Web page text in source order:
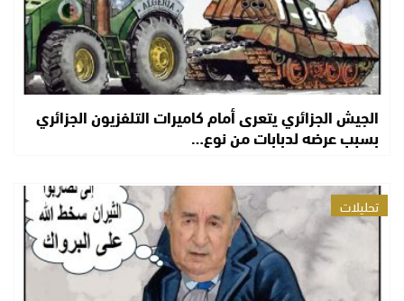
الجيش الجزائري يتعرى أمام كاميرات التلفزيون الجزائري
بسبب عرضه لدبابات من نوع…
تحليلات